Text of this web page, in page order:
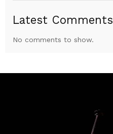
Latest Comments
No comments to show.